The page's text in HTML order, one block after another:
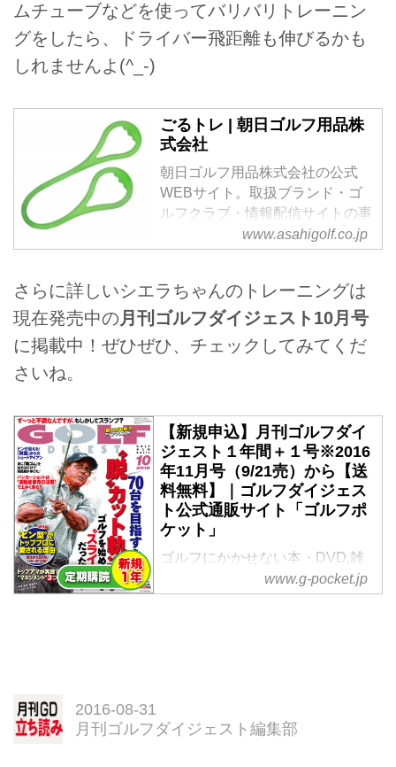
ムチューブなどを使ってバリバリトレーニン
グをしたら、ドライバー飛距離も伸びるかも
しれませんよ(^_-)
ごるトレ | 朝日ゴルフ用品株
式会社
朝日ゴルフ用品株式会社の公式
WEBサイト。取扱ブランド・ゴ
ルフクラブ・情報配信サイトの事
業紹介、企業情報などを掲載。
www.asahigolf.co.jp
さらに詳しいシエラちゃんのトレーニングは
現在発売中の 月刊ゴルフダイジェスト10月号
に掲載中！ぜひぜひ、チェックしてみてくだ
さいね。
【新規申込】月刊ゴルフダイ
ジェスト１年間＋１号※2016
年11月号（9/21売）から【送
料無料】｜ゴルフダイジェス
ト公式通販サイト「ゴルフポ
ケット」
ゴルフにかかせない本・DVD,雑
誌。ゴルファー必見の「【新規申
込】月刊ゴルフダイジェスト１年
www.g-pocket.jp
2016-08-31
月刊ゴルフダイジェスト編集部